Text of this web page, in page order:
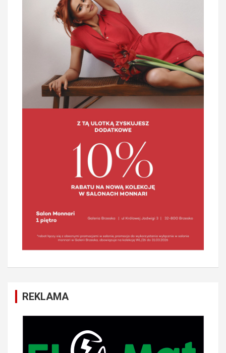
REKLAMA